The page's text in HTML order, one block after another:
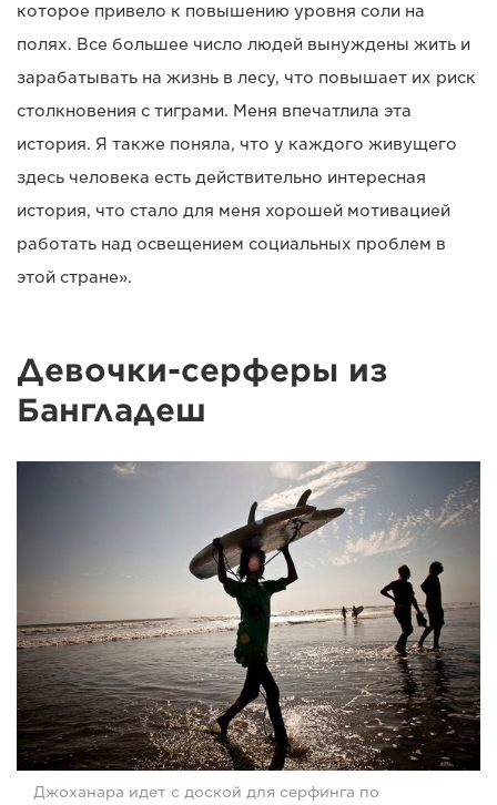
которое привело к повышению уровня соли на
полях. Все большее число людей вынуждены жить и
зарабатывать на жизнь в лесу, что повышает их риск
столкновения с тиграми. Меня впечатлила эта
история. Я также поняла, что у каждого живущего
здесь человека есть действительно интересная
история, что стало для меня хорошей мотивацией
работать над освещением социальных проблем в
этой стране».
Девочки-серферы из
Бангладеш
Джоханара идет с доской для серфинга по